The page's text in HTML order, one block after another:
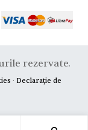
rezervate.
· Declarație de